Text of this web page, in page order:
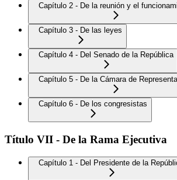
Capítulo 2 - De la reunión y el
Capítulo 3 - De las leyes
Capítulo 4 - Del Senado de la República
Capítulo 5 - De la Cámara de
Capítulo 6 - De los congresistas
Título VII - De la Rama Ejecutiva
Capítulo 1 - Del Presidente de la